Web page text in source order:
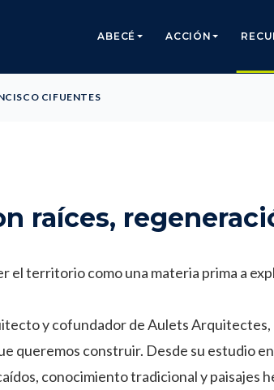
ABECÉ ACCIÓN
CIFUENTES
raíces,
el territorio como una materia prima a
y cofundador de Aulets
queremos construir. Desde su estudio
conocimiento tradicional y